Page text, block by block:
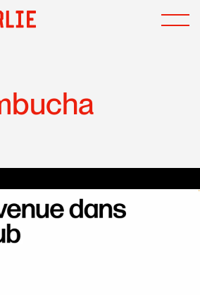
ont été désactivés. Acceptez-
pour afficher et vous